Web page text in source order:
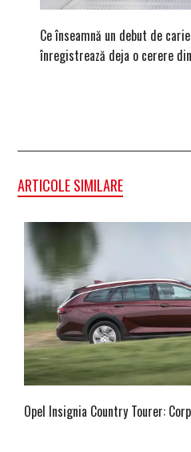
Ce înseamnă un debut de
înregistrează deja o cerere
ARTICOLE SIMILARE
Opel Insignia Country Tourer: